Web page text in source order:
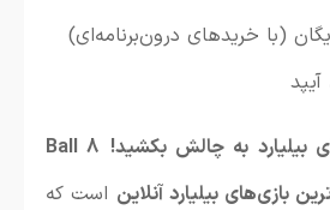
(با خریدهای درون‌برنامه‌ای)
آیپد
بیلیارد به چالش بکشید!
8 Ball
بازی‌های بیلیارد آنلاین است که